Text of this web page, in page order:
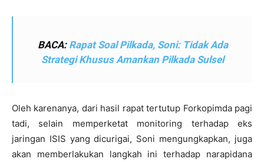
BACA: Rapat Soal Pilkada, Soni: Tidak Ada
Strategi Khusus Amankan Pilkada Sulsel
Oleh karenanya, dari hasil rapat tertutup Forkopimda pagi
tadi, selain memperketat monitoring terhadap eks
jaringan ISIS yang dicurigai, Soni mengungkapkan, juga
akan memberlakukan langkah ini terhadap narapidana